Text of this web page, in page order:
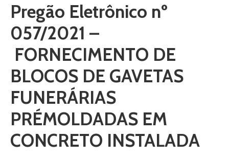
Pregão Eletrônico nº
057/2021 –
FORNECIMENTO DE
BLOCOS DE GAVETAS
FUNERÁRIAS
PRÉMOLDADAS EM
CONCRETO INSTALADA